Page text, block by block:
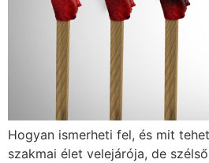
Hogyan ismerheti fel, és mit
szakmai élet velejárója, de